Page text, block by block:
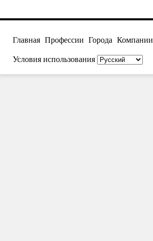
Главная Профессии Города Компании
Условия использования